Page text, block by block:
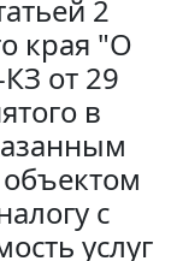
2
края "О
от 29
в
с
услуг